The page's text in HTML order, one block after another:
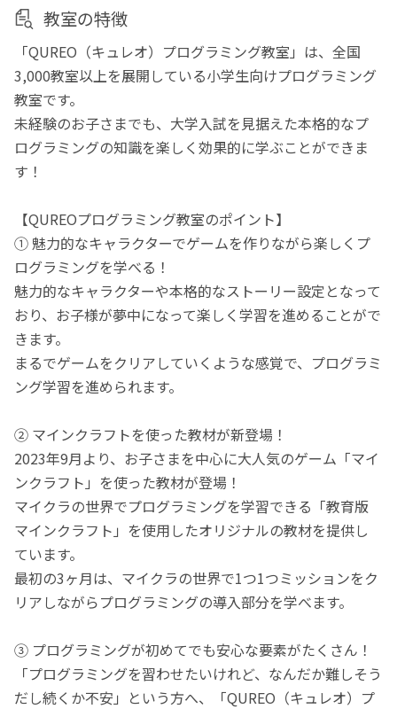
教室の特徴
「QUREO（キュレオ）プログラミング教室」は、全国
3,000教室以上を展開している小学生向けプログラミング
教室です。
未経験のお子さまでも、大学入試を見据えた本格的なプ
ログラミングの知識を楽しく効果的に学ぶことができま
す！
【QUREOプログラミング教室のポイント】
① 魅力的なキャラクターでゲームを作りながら楽しくプ
ログラミングを学べる！
魅力的なキャラクターや本格的なストーリー設定となって
おり、お子様が夢中になって楽しく学習を進めることがで
きます。
まるでゲームをクリアしていくような感覚で、プログラミ
ング学習を進められます。
② マインクラフトを使った教材が新登場！
2023年9月より、お子さまを中心に大人気のゲーム「マイ
ンクラフト」を使った教材が登場！
マイクラの世界でプログラミングを学習できる「教育版
マインクラフト」を使用したオリジナルの教材を提供し
ています。
最初の3ヶ月は、マイクラの世界で1つ1つミッションをク
リアしながらプログラミングの導入部分を学べます。
③ プログラミングが初めてでも安心な要素がたくさん！
「プログラミングを習わせたいけれど、なんだか難しそう
だし続くか不安」という方へ、「QUREO（キュレオ）プ